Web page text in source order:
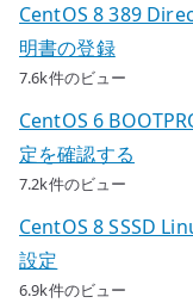
CentOS 8 389
明書の登録
7.6k件のビュー
CentOS 6
定を確認する
7.2k件のビュー
CentOS 8 SSSD
設定
6.9k件のビュー